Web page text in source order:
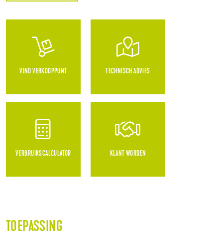
VIND VERKOOPPUNT TECHNISCH ADVIES
VERBRUIKSCALCULATOR KLANT WORDEN
TOEPASSING